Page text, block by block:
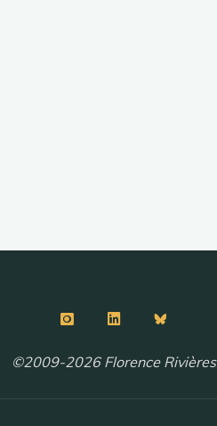
©2009-2026 Florence Rivières